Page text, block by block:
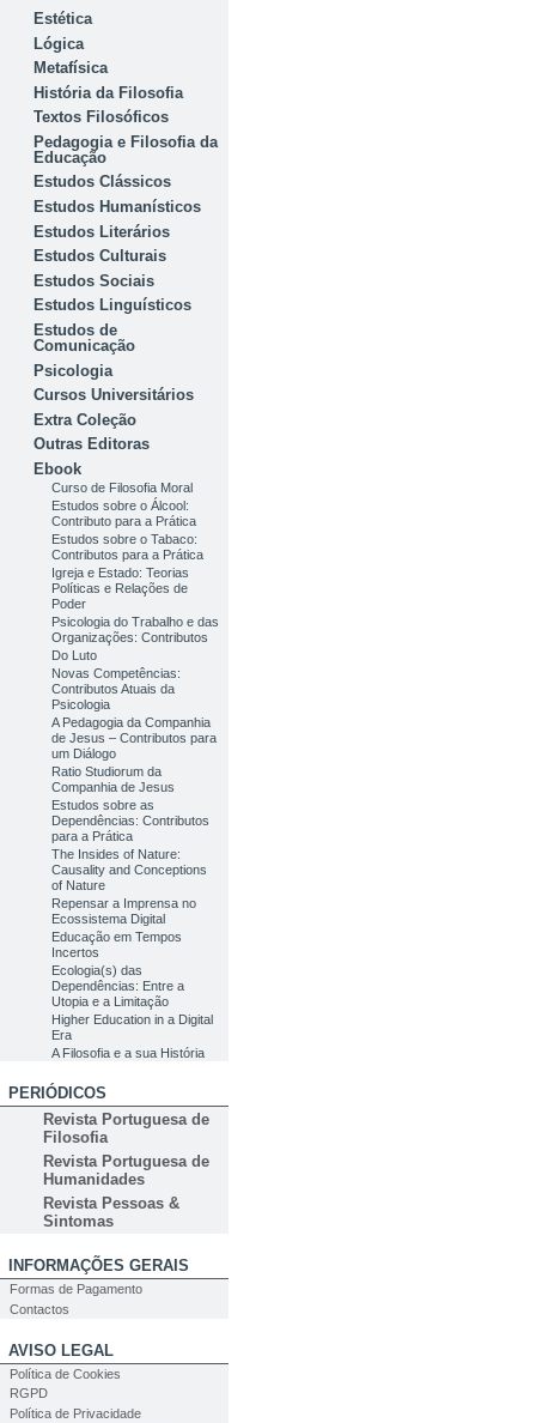
Estética
Lógica
Metafísica
História da Filosofia
Textos Filosóficos
Pedagogia e Filosofia da
Educação
Estudos Clássicos
Estudos Humanísticos
Estudos Literários
Estudos Culturais
Estudos Sociais
Estudos Linguísticos
Estudos de
Comunicação
Psicologia
Cursos Universitários
Extra Coleção
Outras Editoras
Ebook
Curso de Filosofia Moral
Estudos sobre o Álcool:
Contributo para a Prática
Estudos sobre o Tabaco:
Contributos para a Prática
Igreja e Estado: Teorias
Políticas e Relações de
Poder
Psicologia do Trabalho e das
Organizações: Contributos
Do Luto
Novas Competências:
Contributos Atuais da
Psicologia
A Pedagogia da Companhia
de Jesus – Contributos para
um Diálogo
Ratio Studiorum da
Companhia de Jesus
Estudos sobre as
Dependências: Contributos
para a Prática
The Insides of Nature:
Causality and Conceptions
of Nature
Repensar a Imprensa no
Ecossistema Digital
Educação em Tempos
Incertos
Ecologia(s) das
Dependências: Entre a
Utopia e a Limitação
Higher Education in a Digital
Era
A Filosofia e a sua História
PERIÓDICOS
Revista Portuguesa de
Filosofia
Revista Portuguesa de
Humanidades
Revista Pessoas &
Sintomas
INFORMAÇÕES GERAIS
Formas de Pagamento
Contactos
AVISO LEGAL
Política de Cookies
RGPD
Política de Privacidade